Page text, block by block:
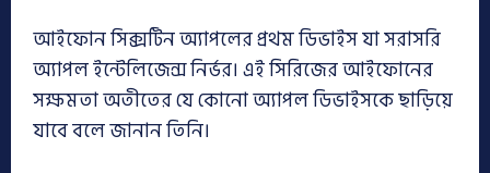
আইফোন সিক্সটিন অ্যাপলের প্রথম ডিভাইস যা সরাসরি
অ্যাপল ইন্টেলিজেন্স নির্ভর। এই সিরিজের আইফোনের
সক্ষমতা অতীতের যে কোনো অ্যাপল ডিভাইসকে ছাড়িয়ে
যাবে বলে জানান তিনি।